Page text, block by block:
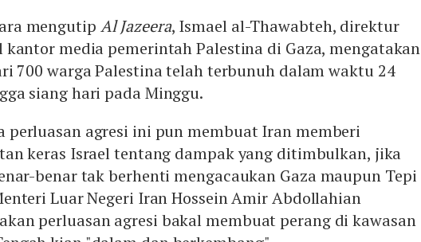
mengutip Al Jazeera, Ismael al-Thawabteh, direktur
kantor media pemerintah Palestina di Gaza, mengatakan
700 warga Palestina telah terbunuh dalam waktu 24
siang hari pada Minggu.
perluasan agresi ini pun membuat Iran memberi
keras Israel tentang dampak yang ditimbulkan, jika
benar tak berhenti mengacaukan Gaza maupun Tepi
Luar Negeri Iran Hossein Amir Abdollahian
perluasan agresi bakal membuat perang di kawasan